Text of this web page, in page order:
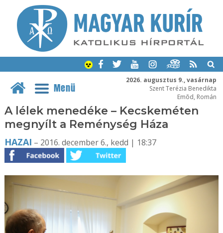
2026. augusztus 9., vasárnap
Szent Terézia Benedikta
Emõd, Román
Menü
A lélek menedéke – Kecskeméten
megnyílt a Reménység Háza
HAZAI – 2016. december 6., kedd | 18:37